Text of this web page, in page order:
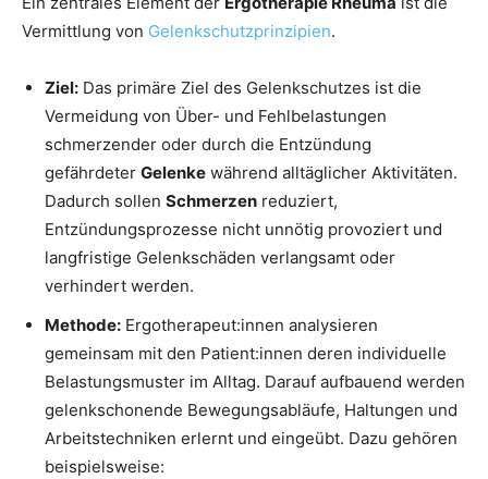
Vermittlung von Gelenkschutzprinzipien.
Ziel: Das primäre Ziel des Gelenkschutzes ist die
Vermeidung von Über- und Fehlbelastungen
schmerzender oder durch die Entzündung
gefährdeter Gelenke während alltäglicher Aktivitäten.
Dadurch sollen Schmerzen reduziert,
Entzündungsprozesse nicht unnötig provoziert und
langfristige Gelenkschäden verlangsamt oder
verhindert werden.
Methode: Ergotherapeut:innen analysieren
gemeinsam mit den Patient:innen deren individuelle
Belastungsmuster im Alltag. Darauf aufbauend werden
gelenkschonende Bewegungsabläufe, Haltungen und
Arbeitstechniken erlernt und eingeübt. Dazu gehören
beispielsweise: